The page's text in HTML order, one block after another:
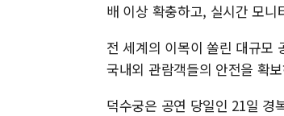
배 이상 확충하고, 실시간 모
전 세계의 이목이 쏠린 대규모
국내외 관람객들의 안전을 확
덕수궁은 공연 당일인 21일 경